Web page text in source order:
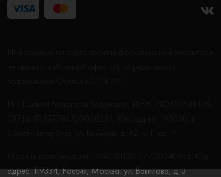
адрес: 119334, Россия, Москва, ул. Вавилова, д. 3